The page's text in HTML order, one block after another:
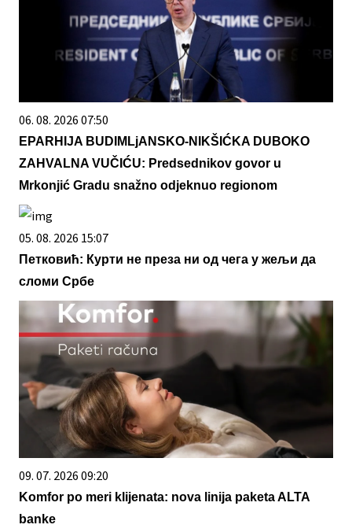
06. 08. 2026 07:50
EPARHIJA BUDIMLjANSKO-NIKŠIĆKA DUBOKO
ZAHVALNA VUČIĆU: Predsednikov govor u
Mrkonjić Gradu snažno odjeknuo regionom
05. 08. 2026 15:07
Петковић: Курти не преза ни од чега у жељи да
сломи Србе
09. 07. 2026 09:20
Komfor po meri klijenata: nova linija paketa ALTA
banke